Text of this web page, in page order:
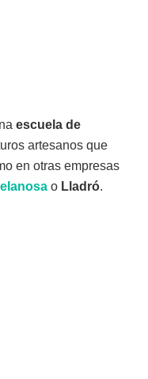
escuela de
artesanos que
en otras empresas
o Lladró.